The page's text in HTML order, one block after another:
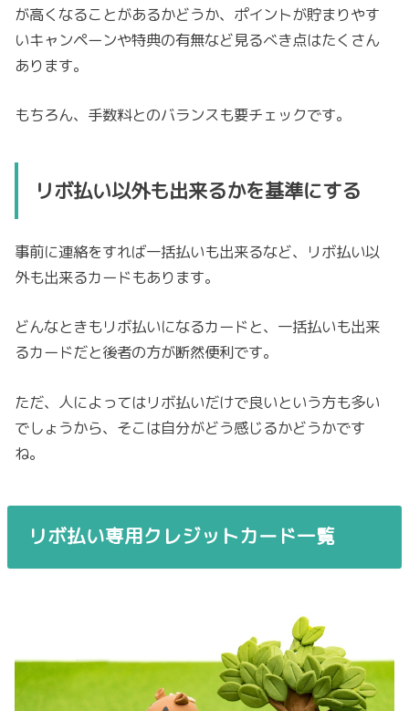
が高くなることがあるかどうか、ポイントが貯まりやす
いキャンペーンや特典の有無など見るべき点はたくさん
あります。
もちろん、手数料とのバランスも要チェックです。
リボ払い以外も出来るかを基準にする
事前に連絡をすれば一括払いも出来るなど、リボ払い以
外も出来るカードもあります。
どんなときもリボ払いになるカードと、一括払いも出来
るカードだと後者の方が断然便利です。
ただ、人によってはリボ払いだけで良いという方も多い
でしょうから、そこは自分がどう感じるかどうかです
ね。
リボ払い専用クレジットカード一覧